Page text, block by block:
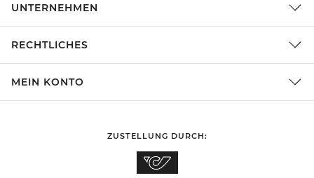
UNTERNEHMEN
RECHTLICHES
MEIN KONTO
ZUSTELLUNG DURCH: